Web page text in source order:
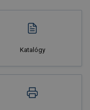
Katalógy